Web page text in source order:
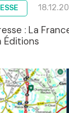
: La
Éditions